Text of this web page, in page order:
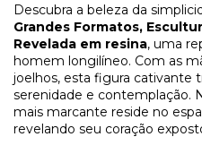
Descubra a beleza da
Grandes Formatos,
Revelada em resina, uma
homem longilíneo. Com as
joelhos, esta figura cativante
serenidade e contemplação.
mais marcante reside no
revelando seu coração